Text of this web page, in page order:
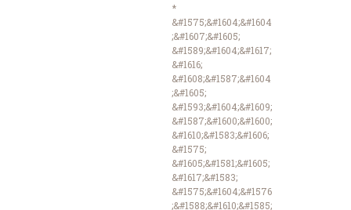
*
&#1575;&#1604;&#1604
;&#1607;&#1605;
&#1589;&#1604;&#1617;
&#1616;
&#1608;&#1587;&#1604
;&#1605;
&#1593;&#1604;&#1609;
&#1587;&#1600;&#1600;
&#1610;&#1583;&#1606;
&#1575;
&#1605;&#1581;&#1605;
&#1617;&#1583;
&#1575;&#1604;&#1576
;&#1588;&#1610;&#1585;